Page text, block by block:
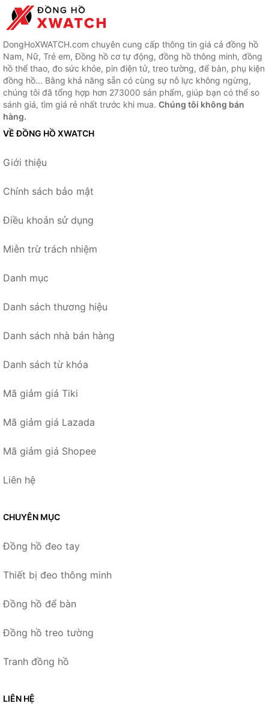
DongHoXWATCH.com chuyên cung cấp thông tin giá cả đồng hồ
Nam, Nữ, Trẻ em, Đồng hồ cơ tự động, đồng hồ thông minh, đồng
hồ thể thao, đo sức khỏe, pin điện tử, treo tường, để bàn, phụ kiện
đồng hồ... Bằng khả năng sẵn có cùng sự nỗ lực không ngừng,
chúng tôi đã tổng hợp hơn 273000 sản phẩm, giúp bạn có thể so
sánh giá, tìm giá rẻ nhất trước khi mua. Chúng tôi không bán
hàng.
VỀ ĐỒNG HỒ XWATCH
Giới thiệu
Chính sách bảo mật
Điều khoản sử dụng
Miễn trừ trách nhiệm
Danh mục
Danh sách thương hiệu
Danh sách nhà bán hàng
Danh sách từ khóa
Mã giảm giá Tiki
Mã giảm giá Lazada
Mã giảm giá Shopee
Liên hệ
CHUYÊN MỤC
Đồng hồ đeo tay
Thiết bị đeo thông minh
Đồng hồ để bàn
Đồng hồ treo tường
Tranh đồng hồ
LIÊN HỆ